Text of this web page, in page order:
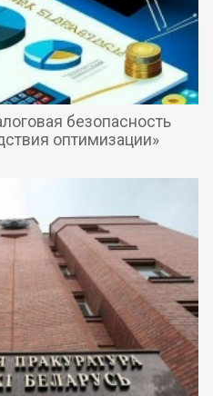
безопасность
оптимизации»